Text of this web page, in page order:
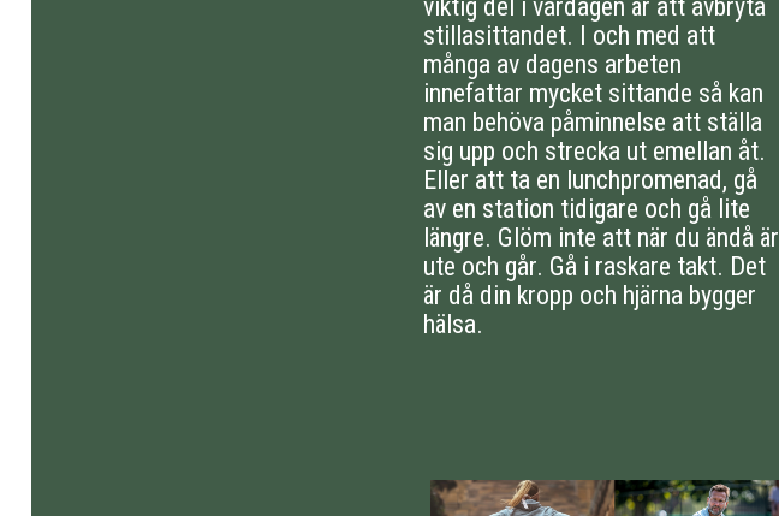
viktig del i vardagen är att avbryta
stillasittandet. I och med att
många av dagens arbeten
innefattar mycket sittande så kan
man behöva påminnelse att ställa
sig upp och strecka ut emellan åt.
Eller att ta en lunchpromenad, gå
av en station tidigare och gå lite
längre. Glöm inte att när du ändå är
ute och går. Gå i raskare takt. Det
är då din kropp och hjärna bygger
hälsa.